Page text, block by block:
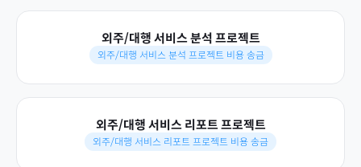
외주/대행 서비스 분석 프로젝트
외주/대행 서비스 분석 프로젝트 비용 송금
외주/대행 서비스 리포트 프로젝트
외주/대행 서비스 리포트 프로젝트 비용 송금